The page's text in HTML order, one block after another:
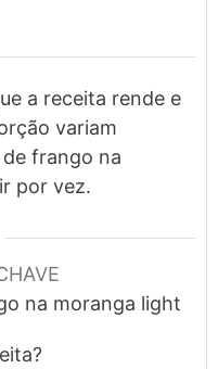
a receita rende e
variam
frango na
por vez.
na moranga light